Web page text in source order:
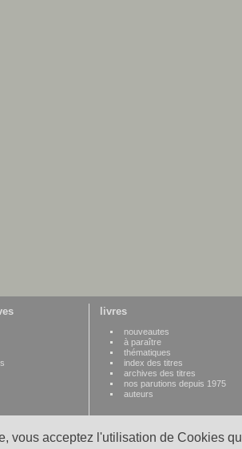
vous acceptez l'utilisation de Cookies
livres
nouveautes
à paraître
thématiques
index des titres
archives des titres
nos parutions depuis 1975
auteurs